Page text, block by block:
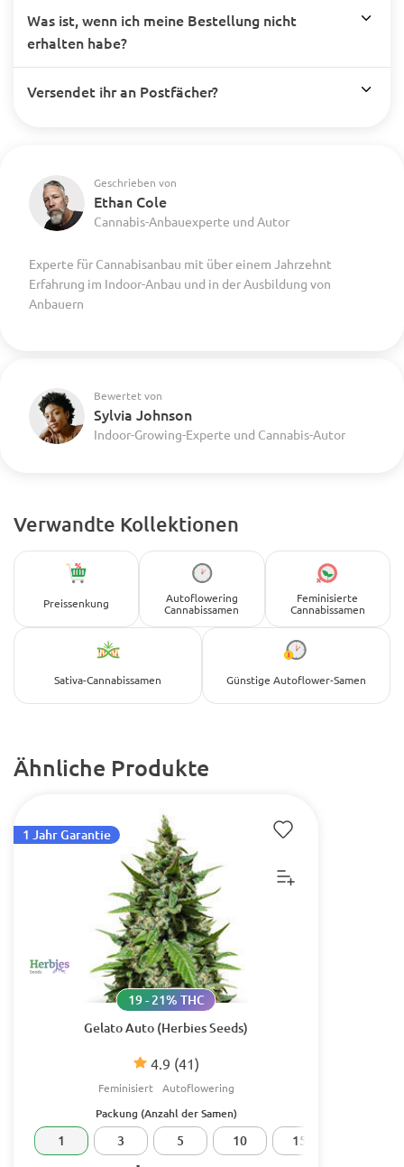
Was ist, wenn ich meine Bestellung nicht
erhalten habe?
Versendet ihr an Postfächer?
Geschrieben von
Ethan Cole
Cannabis-Anbauexperte und Autor
Experte für Cannabisanbau mit über einem Jahrzehnt
Erfahrung im Indoor-Anbau und in der Ausbildung von
Anbauern
Bewertet von
Sylvia Johnson
Indoor-Growing-Experte und Cannabis-Autor
Verwandte Kollektionen
Preissenkung
Autoflowering
Cannabissamen
Feminisierte
Cannabissamen
Sativa-Cannabissamen Günstige Autoflower-Samen
Ähnliche Produkte
Gelato Auto (Herbies Seeds)
4.9 (41)
19 - 21% THC
Feminisiert Autoflowering
1 Jahr Garantie
Packung (Anzahl der Samen)
1 3 5 10 15